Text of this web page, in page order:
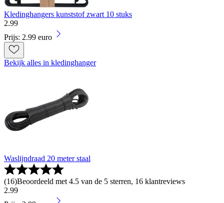
Kledinghangers kunststof zwart 10 stuks
2.99
Prijs: 2.99 euro
Bekijk alles in kledinghanger
Waslijndraad 20 meter staal
(16)Beoordeeld met 4.5 van de 5 sterren, 16 klantreviews
2.99